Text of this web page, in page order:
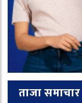
ताजा समाचार